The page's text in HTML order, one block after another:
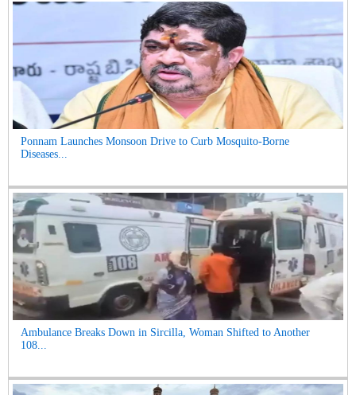
Ponnam Launches Monsoon Drive to Curb Mosquito-Borne
Diseases...
Ambulance Breaks Down in Sircilla, Woman Shifted to Another
108...